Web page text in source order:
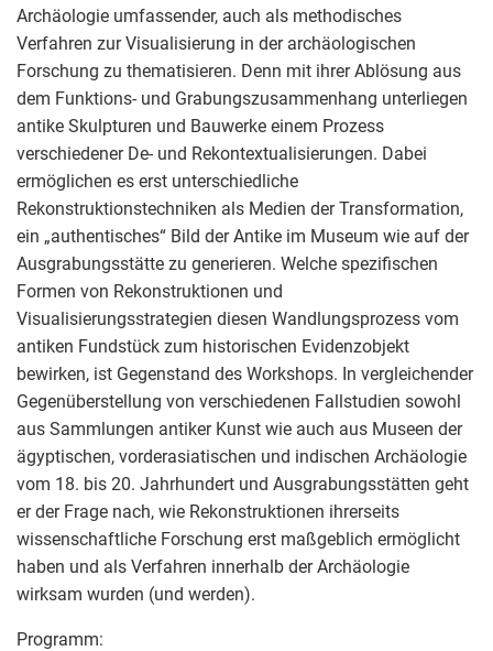
Archäologie umfassender, auch als methodisches
Verfahren zur Visualisierung in der archäologischen
Forschung zu thematisieren. Denn mit ihrer Ablösung aus
dem Funktions- und Grabungszusammenhang unterliegen
antike Skulpturen und Bauwerke einem Prozess
verschiedener De- und Rekontextualisierungen. Dabei
ermöglichen es erst unterschiedliche
Rekonstruktionstechniken als Medien der Transformation,
ein „authentisches“ Bild der Antike im Museum wie auf der
Ausgrabungsstätte zu generieren. Welche spezifischen
Formen von Rekonstruktionen und
Visualisierungsstrategien diesen Wandlungsprozess vom
antiken Fundstück zum historischen Evidenzobjekt
bewirken, ist Gegenstand des Workshops. In vergleichender
Gegenüberstellung von verschiedenen Fallstudien sowohl
aus Sammlungen antiker Kunst wie auch aus Museen der
ägyptischen, vorderasiatischen und indischen Archäologie
vom 18. bis 20. Jahrhundert und Ausgrabungsstätten geht
er der Frage nach, wie Rekonstruktionen ihrerseits
wissenschaftliche Forschung erst maßgeblich ermöglicht
haben und als Verfahren innerhalb der Archäologie
wirksam wurden (und werden).
Programm: